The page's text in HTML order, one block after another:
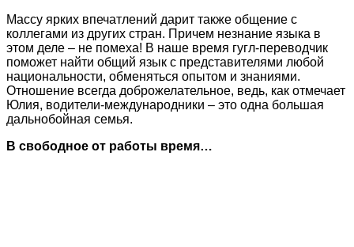
Массу ярких впечатлений дарит также общение с
коллегами из других стран. Причем незнание языка в
этом деле – не помеха! В наше время гугл-переводчик
поможет найти общий язык с представителями любой
национальности, обменяться опытом и знаниями.
Отношение всегда доброжелательное, ведь, как отмечает
Юлия, водители-международники – это одна большая
дальнобойная семья.
В свободное от работы время…